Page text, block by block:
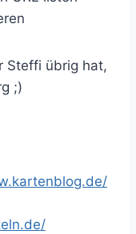
Steffi übrig hat,
;)